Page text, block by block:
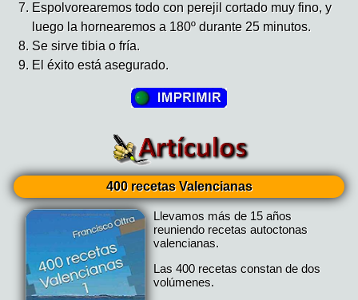
Espolvorearemos todo con perejil cortado muy fino, y
luego la hornearemos a 180º durante 25 minutos.
Se sirve tibia o fría.
El éxito está asegurado.
400 recetas Valencianas
Llevamos más de 15 años
reuniendo recetas autoctonas
valencianas.
Las 400 recetas constan de dos
volúmenes.